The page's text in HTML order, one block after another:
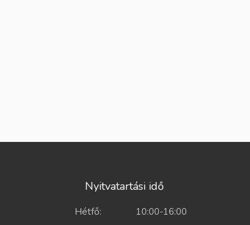
Nyitvatartási idő
Hétfő: 10:00-16:00